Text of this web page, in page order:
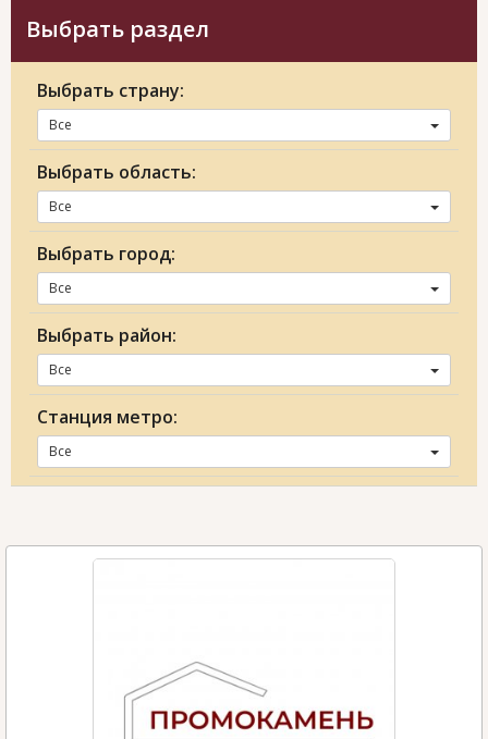
Выбрать раздел
Выбрать страну:
Все
Выбрать область:
Все
Выбрать город:
Все
Выбрать район:
Все
Станция метро:
Все